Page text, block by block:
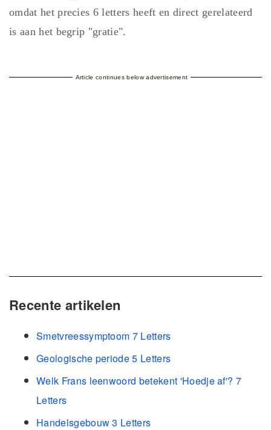
omdat het precies 6 letters heeft en direct gerelateerd
is aan het begrip "gratie".
Article continues below advertisement
Recente artikelen
Smetvreessymptoom 7 Letters
Geologische periode 5 Letters
Welk Frans leenwoord betekent 'Hoedje af'? 7
Letters
Handelsgebouw 3 Letters